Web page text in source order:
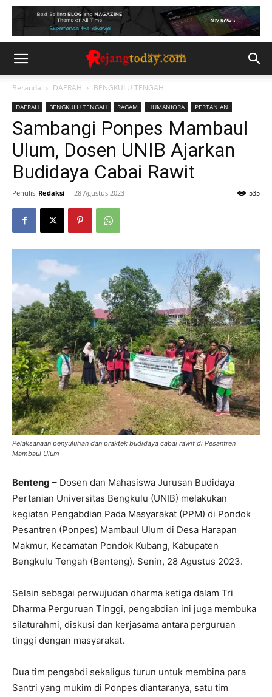
Beranda DAERAH BENGKULU TENGAH
DAERAH BENGKULU TENGAH RAGAM HUMANIORA PERTANIAN
Sambangi Ponpes Mambaul
Ulum, Dosen UNIB Ajarkan
Budidaya Cabai Rawit
Penulis Redaksi - 28 Agustus 2023 535
Pelaksanaan penyuluhan dan praktek budidaya cabai rawit di Pesantren
Mambaul Ulum
Benteng – Dosen dan Mahasiswa Jurusan Budidaya
Pertanian Universitas Bengkulu (UNIB) melakukan
kegiatan Pengabdian Pada Masyarakat (PPM) di Pondok
Pesantren (Ponpes) Mambaul Ulum di Desa Harapan
Makmur, Kecamatan Pondok Kubang, Kabupaten
Bengkulu Tengah (Benteng). Senin, 28 Agustus 2023.
Selain sebagai perwujudan dharma ketiga dalam Tri
Dharma Perguruan Tinggi, pengabdian ini juga membuka
silaturahmi, diskusi dan kerjasama antara perguruan
tinggi dengan masyarakat.
Dua tim pengabdi sekaligus turun untuk membina para
Santri yang mukim di Ponpes diantaranya, satu tim